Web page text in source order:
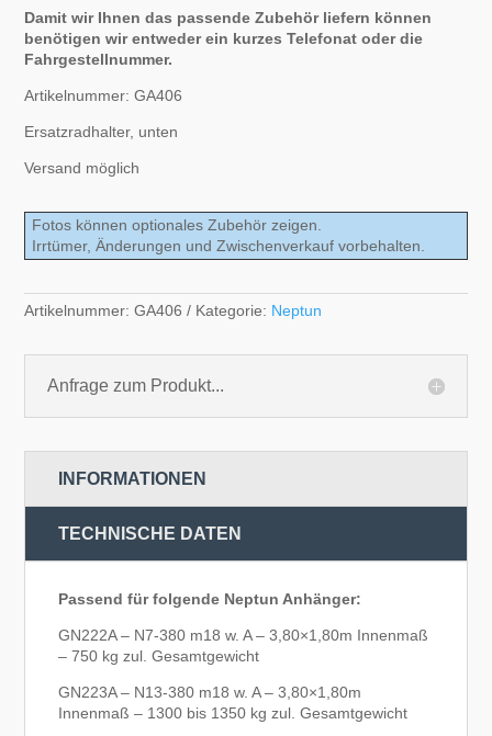
Damit wir Ihnen das passende Zubehör liefern können
benötigen wir entweder ein kurzes Telefonat oder die
Fahrgestellnummer.
Artikelnummer: GA406
Ersatzradhalter, unten
Versand möglich
Fotos können optionales Zubehör zeigen.
Irrtümer, Änderungen und Zwischenverkauf vorbehalten.
Artikelnummer:GA406 Kategorie: Neptun
Anfrage zum Produkt...
INFORMATIONEN
TECHNISCHE DATEN
Passend für folgende Neptun Anhänger:
GN222A – N7-380 m18 w. A – 3,80×1,80m Innenmaß
– 750 kg zul. Gesamtgewicht
GN223A – N13-380 m18 w. A – 3,80×1,80m
Innenmaß – 1300 bis 1350 kg zul. Gesamtgewicht